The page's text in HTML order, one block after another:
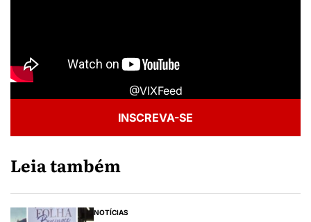
@VIXFeed
INSCREVA-SE
Leia também
NOTÍCIAS